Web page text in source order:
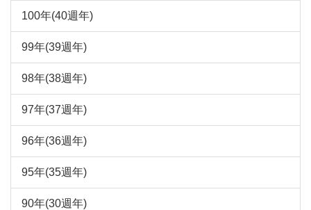
100年(40週年)
99年(39週年)
98年(38週年)
97年(37週年)
96年(36週年)
95年(35週年)
90年(30週年)